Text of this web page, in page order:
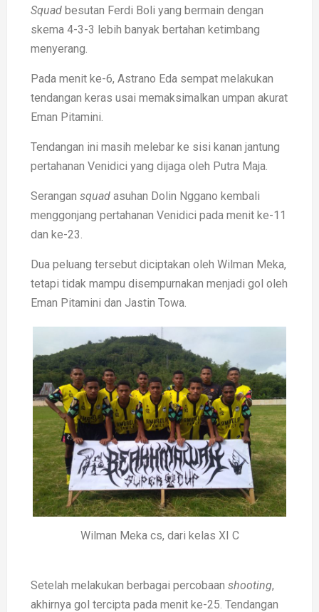
Squad besutan Ferdi Boli yang bermain dengan
skema 4-3-3 lebih banyak bertahan ketimbang
menyerang.
Pada menit ke-6, Astrano Eda sempat melakukan
tendangan keras usai memaksimalkan umpan akurat
Eman Pitamini.
Tendangan ini masih melebar ke sisi kanan jantung
pertahanan Venidici yang dijaga oleh Putra Maja.
Serangan squad asuhan Dolin Nggano kembali
menggonjang pertahanan Venidici pada menit ke-11
dan ke-23.
Dua peluang tersebut diciptakan oleh Wilman Meka,
tetapi tidak mampu disempurnakan menjadi gol oleh
Eman Pitamini dan Jastin Towa.
Wilman Meka cs, dari kelas XI C
Setelah melakukan berbagai percobaan shooting,
akhirnya gol tercipta pada menit ke-25. Tendangan